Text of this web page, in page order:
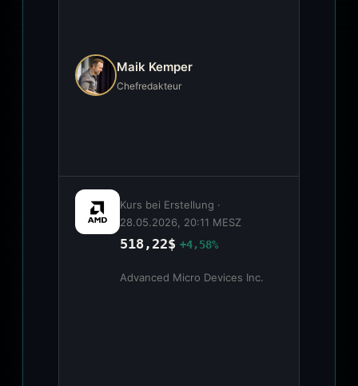
Maik Kemper
Chefredakteur
Kurs bei Erstellung ·
28.05.2026, 20:11 MESZ
518,22$ +4,58%
Advanced Micro Devices Inc.